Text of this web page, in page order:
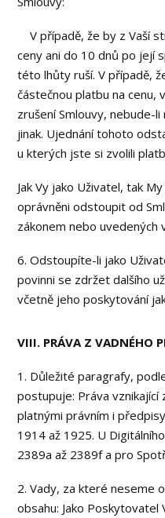
V případě, že by z Vaší
ceny ani do 10 dnů po její
této lhůty ruší. V případě,
částečnou platbu na cenu,
zrušení Smlouvy, nebude-
jinak. Ujednání tohoto
u kterých jste si zvolili
Jak Vy jako Uživatel, tak
oprávněni odstoupit od
zákonem nebo uvedených
6. Odstoupíte-li jako
povinni se zdržet dalšího
včetně jeho poskytování
VIII. PRÁVA Z VADNÉHO
1. Důležité paragrafy,
postupuje: Práva vznikající
platnými právním i
1914 až 1925. U
2389a až 2389f a pro
2. Vady, za které neseme
obsahu: Jako